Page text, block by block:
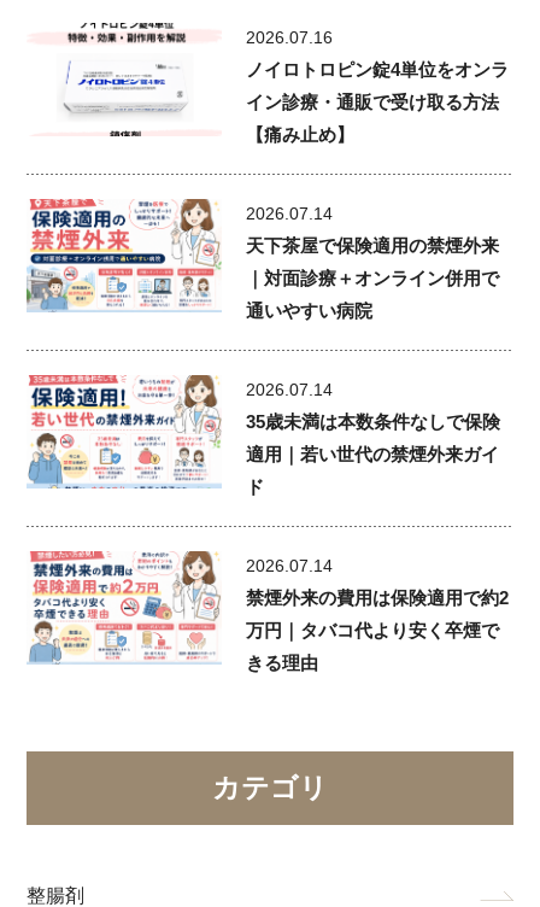
2026.07.16
ノイロトロピン錠4単位をオンラ
イン診療・通販で受け取る方法
【痛み止め】
2026.07.14
天下茶屋で保険適用の禁煙外来
｜対面診療＋オンライン併用で
通いやすい病院
2026.07.14
35歳未満は本数条件なしで保険
適用｜若い世代の禁煙外来ガイ
ド
2026.07.14
禁煙外来の費用は保険適用で約2
万円｜タバコ代より安く卒煙で
きる理由
カテゴリ
整腸剤